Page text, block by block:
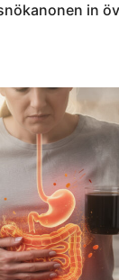
in